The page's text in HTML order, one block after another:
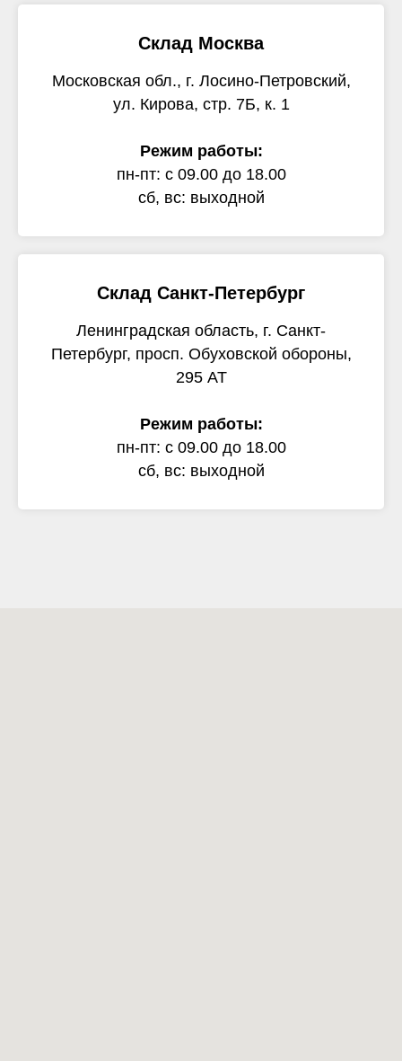
Склад Москва
Московская обл., г. Лосино-Петровский,
ул. Кирова, стр. 7Б, к. 1
Режим работы:
пн-пт: с 09.00 до 18.00
сб, вс: выходной
Склад Санкт-Петербург
Ленинградская область, г. Санкт-
Петербург, просп. Обуховской обороны,
295 АТ
Режим работы:
пн-пт: с 09.00 до 18.00
сб, вс: выходной